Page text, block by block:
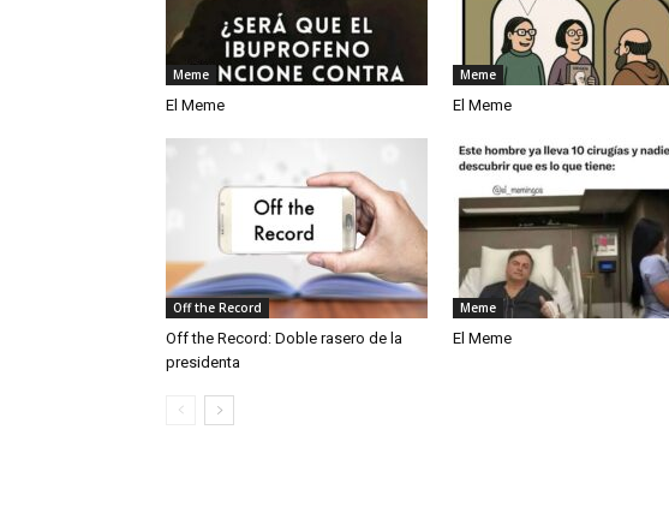
Meme
El Meme
Meme
El Meme
Off the Record
Off the Record: Doble rasero de la
presidenta
Meme
El Meme